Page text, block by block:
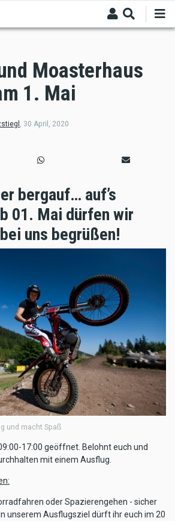
Moasterhaus
1. Mai
30 April, 2020
bergauf… auf’s
01. Mai dürfen wir
uns begrüßen!
und macht Spaß
17:00 geöffnet. Belohnt euch und
mit einem Ausflug.
oder Spazierengehen - sicher
unserem Ausflugsziel dürft ihr euch im 20